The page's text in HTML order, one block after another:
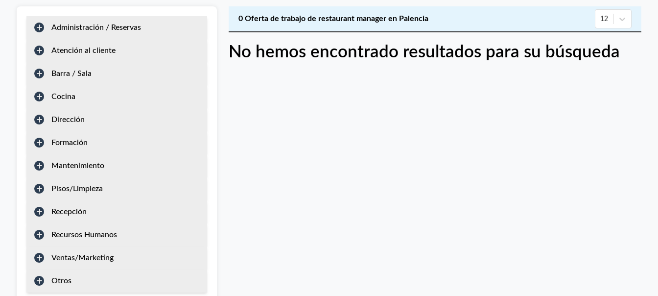
Administración / Reservas
Atención al cliente
Barra / Sala
Cocina
Dirección
Formación
Mantenimiento
Pisos/Limpieza
Recepción
Recursos Humanos
Ventas/Marketing
Otros
0 Oferta de trabajo de restaurant manager en Palencia 12
No hemos encontrado resultados para su búsqueda